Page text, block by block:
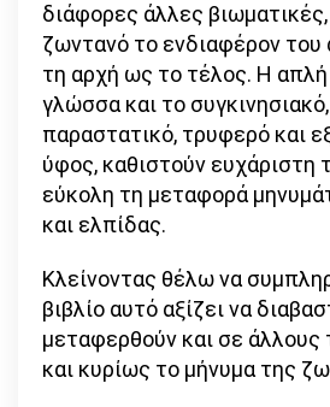
διάφορες άλλες
ζωντανό το ενδιαφέρον
τη αρχή ως το τέλος. Η απλή
γλώσσα και το συγκινησιακό,
παραστατικό, τρυφερό και
ύφος, καθιστούν ευχάριστη
εύκολη τη μεταφορά
και ελπίδας.
Κλείνοντας θέλω να
βιβλίο αυτό αξίζει να
μεταφερθούν και σε άλλους
και κυρίως το μήνυμα της